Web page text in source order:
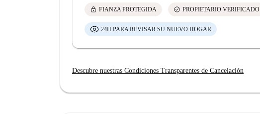
lock FIANZA PROTEGIDA check_circle PROPIETARIO VERIFICADO
24H PARA REVISAR SU NUEVO HOGAR
Descubre nuestras Condiciones Transparentes de Cancelación